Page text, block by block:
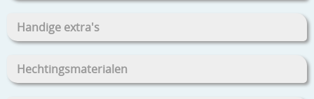
Handige extra's
Hechtingsmaterialen